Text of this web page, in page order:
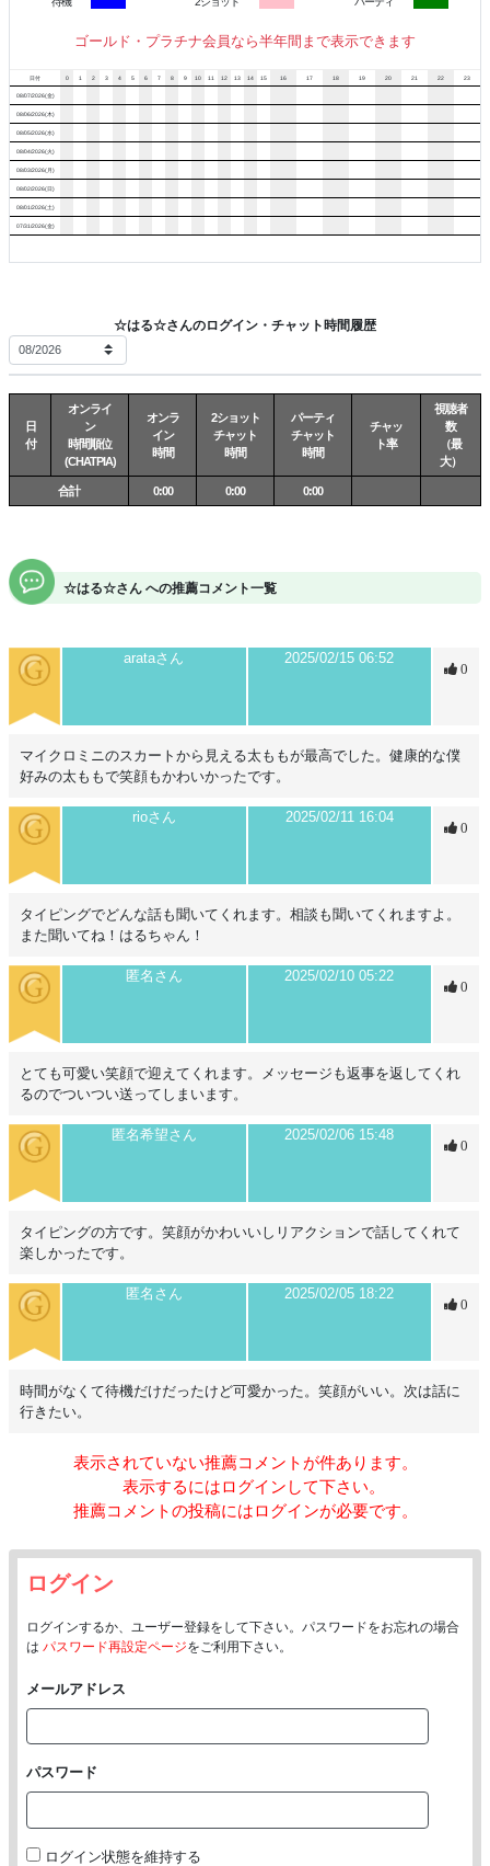
ゴールド・プラチナ会員なら半年間まで表示できます
日付 0 1 2 3 4 5 6 7 8 9 10 11 12 13 14 15 16 17 18 19 20 21 22 23
08/07/2026(金)
08/06/2026(木)
08/05/2026(水)
08/04/2026(火)
08/03/2026(月)
08/02/2026(日)
08/01/2026(土)
07/31/2026(金)
☆はる☆さんのログイン・チャット時間履歴
日
付
オンライ
ン
時間順位
(CHATPIA)
オンラ
イン
時間
2ショット
チャット
時間
パーティ
チャット
時間
チャッ
ト率
視聴者
数
（最
大）
合計 0:00 0:00 0:00
☆はる☆さん への推薦コメント一覧
arataさん 2025/02/15 06:52
0
マイクロミニのスカートから見える太ももが最高でした。健康的な僕
好みの太ももで笑顔もかわいかったです。
rioさん 2025/02/11 16:04
0
タイピングでどんな話も聞いてくれます。相談も聞いてくれますよ。
また聞いてね！はるちゃん！
匿名さん 2025/02/10 05:22
0
とても可愛い笑顔で迎えてくれます。メッセージも返事を返してくれ
るのでついつい送ってしまいます。
匿名希望さん 2025/02/06 15:48
0
タイピングの方です。笑顔がかわいいしリアクションで話してくれて
楽しかったです。
匿名さん 2025/02/05 18:22
0
時間がなくて待機だけだったけど可愛かった。笑顔がいい。次は話に
行きたい。
表示されていない推薦コメントが件あります。
表示するにはログインして下さい。
推薦コメントの投稿にはログインが必要です。
ログイン
ログインするか、ユーザー登録をして下さい。パスワードをお忘れの場合
は パスワード再設定ページをご利用下さい。
メールアドレス
パスワード
ログイン状態を維持する